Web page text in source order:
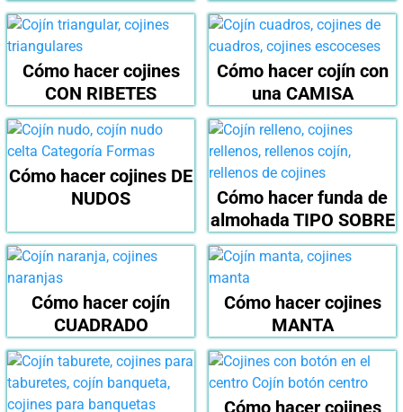
cojines que vienen con
cordones especiales
lo mejor es que sean bastante
grandes
sedebe instalar una
barra en la pared,
Cómo hacer cojines
CON RIBETES
Cómo hacer cojín con
una CAMISA
Cómo hacer cojines DE
NUDOS
Cómo hacer funda de
almohada TIPO SOBRE
Cómo hacer cojín
CUADRADO
Cómo hacer cojines
MANTA
Cómo hacer cojines